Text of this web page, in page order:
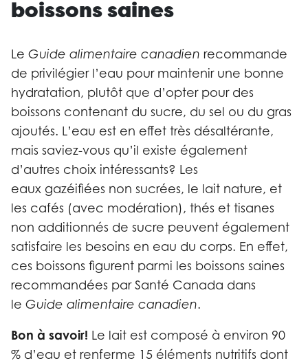
boissons saines
Le Guide alimentaire canadien recommande
de privilégier l’eau pour maintenir une bonne
hydratation, plutôt que d’opter pour des
boissons contenant du sucre, du sel ou du gras
ajoutés. L’eau est en effet très désaltérante,
mais saviez-vous qu’il existe également
d’autres choix intéressants? Les
eaux gazéifiées non sucrées, le lait nature, et
les cafés (avec modération), thés et tisanes
non additionnés de sucre peuvent également
satisfaire les besoins en eau du corps. En effet,
ces boissons figurent parmi les boissons saines
recommandées par Santé Canada dans
le Guide alimentaire canadien.
Bon à savoir! Le lait est composé à environ 90
% d’eau et renferme 15 éléments nutritifs dont